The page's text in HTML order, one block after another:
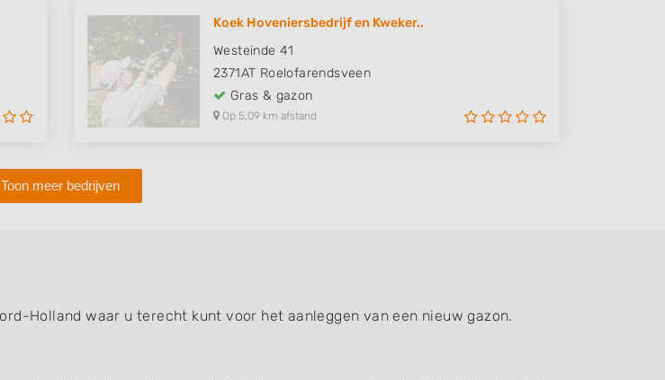
Koek Hoveniersbedrijf en Kweker..
Westeinde 41
2371AT Roelofarendsveen
Gras & gazon
Op 5,09 km afstand
Toon meer bedrijven
Holland waar u terecht kunt voor het aanleggen van een nieuw gazon.